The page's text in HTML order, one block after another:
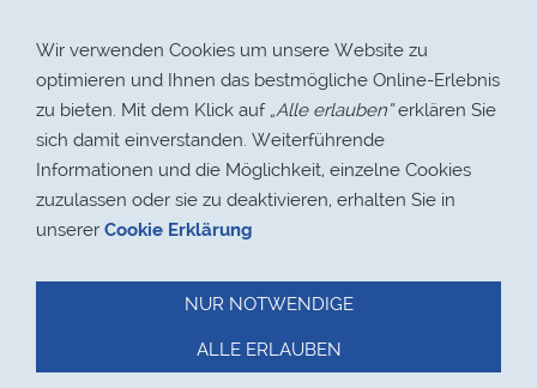
> 17.08.2021
Datenschutz
Wir verwenden Cookies um unsere Website zu
optimieren und Ihnen das bestmögliche Online-Erlebnis
zu bieten. Mit dem Klick auf „Alle erlauben“erklären Sie
sich damit einverstanden. Weiterführende
Informationen und die Möglichkeit, einzelne Cookies
zuzulassen oder sie zu deaktivieren, erhalten Sie in
unserer Cookie Erklärung
NUR NOTWENDIGE
ALLE ERLAUBEN